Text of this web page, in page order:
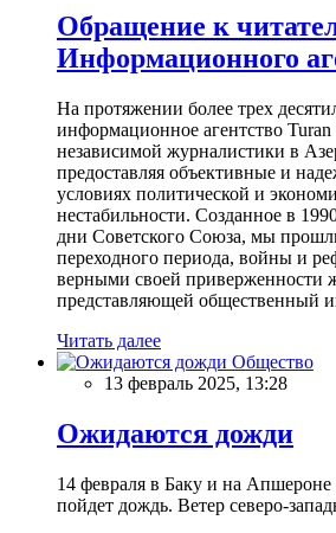
Обращение к
Информационного
На протяжении более трех
информационное агентство
независимой журналистики в
предоставляя объективные и
условиях политической и
нестабильности. Созданное в
дни Советского Союза, мы
переходного периода, войны и
верными своей приверженности
представляющей общественный
Читать далее
Общество
13 февраль 2025, 13:28
Ожидаются дожди
14 февраля в Баку и на Апшероне
пойдет дождь. Ветер северо-